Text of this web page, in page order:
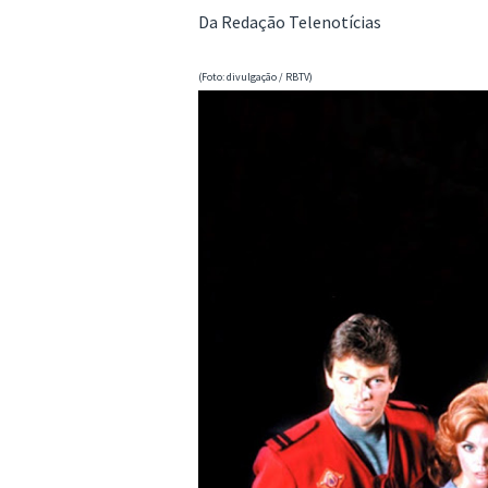
Da Redação Telenotícias
(Foto: divulgação / RBTV)